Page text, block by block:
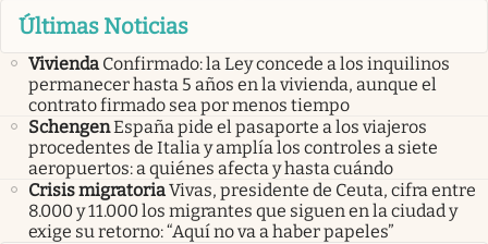
Últimas Noticias
Vivienda Confirmado: la Ley concede a los inquilinos
permanecer hasta 5 años en la vivienda, aunque el
contrato firmado sea por menos tiempo
SchengenEspaña pide el pasaporte a los viajeros
procedentes de Italia y amplía los controles a siete
aeropuertos: a quiénes afecta y hasta cuándo
Crisis migratoriaVivas, presidente de Ceuta, cifra entre
8.000 y 11.000 los migrantes que siguen en la ciudad y
exige su retorno: “Aquí no va a haber papeles”